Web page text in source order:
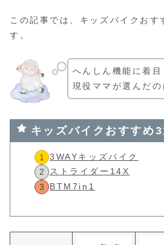
この記事では、キッズバイクおす
す。
へんしん機能に着
現役ママが選んだ
キッズバイクおすすめ3
3WAYキッズバイク
ストライダー14X
BTM7in1